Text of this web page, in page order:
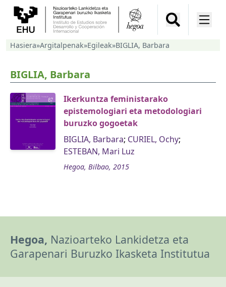
Hasiera»Argitalpenak»Egileak»BIGLIA, Barbara
BIGLIA, Barbara
Ikerkuntza feministarako
epistemologiari eta metodologiari
buruzko gogoetak
BIGLIA, Barbara; CURIEL, Ochy;
ESTEBAN, Mari Luz
Hegoa, Bilbao, 2015
Hegoa, Nazioarteko Lankidetza eta
Garapenari Buruzko Ikasketa Institutua